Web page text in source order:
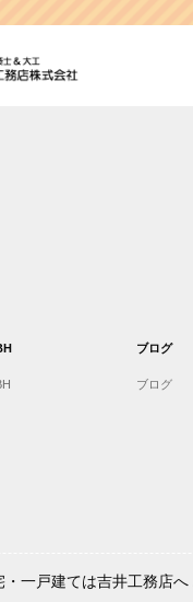
ブログ
ブログ
一戸建ては吉井工務店へ